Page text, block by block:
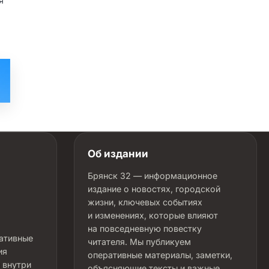
Об издании
Брянск 32 — информационное
издание о новостях, городской
жизни, ключевых событиях
и изменениях, которые влияют
на повседневную повестку
читателя. Мы публикуем
оперативные материалы, заметки,